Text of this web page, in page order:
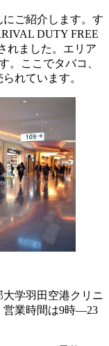
ご紹介します。す
DUTY FREE
れました。エリア
。ここでタバコ、
れています。
学羽田空港クリニ
営業時間は9時―23